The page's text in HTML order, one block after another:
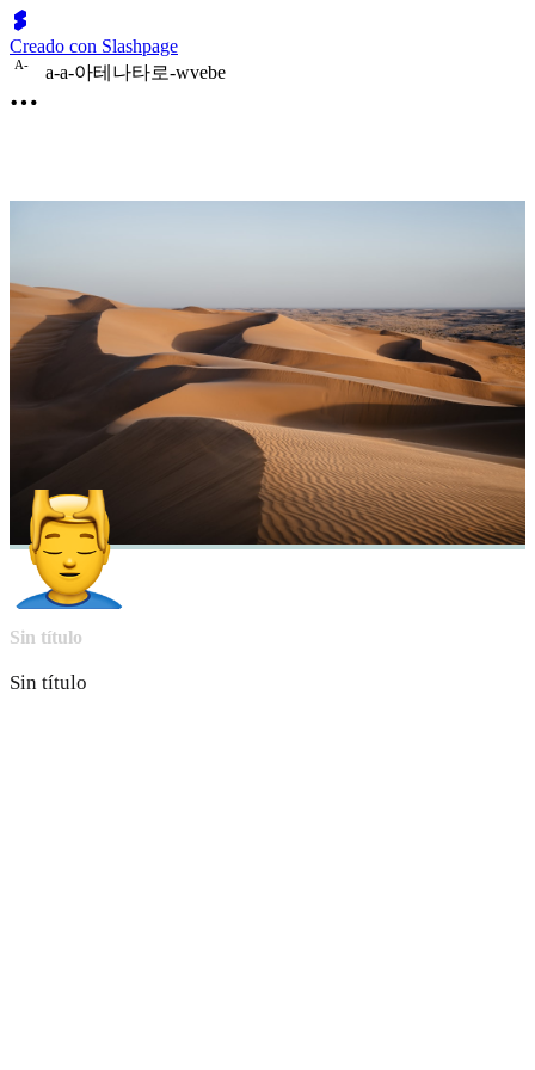
Creado con Slashpage
A- a-a-아테나타로-wvebe
Sin título
Sin título